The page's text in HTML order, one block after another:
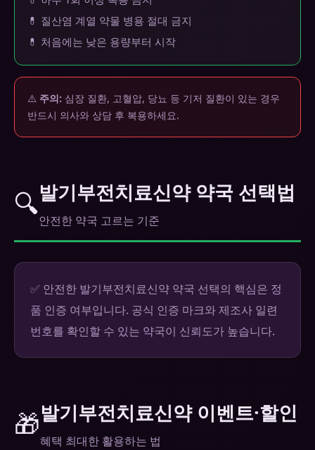
💊 질산염 계열 약물 병용 절대 금지
💊 처음에는 낮은 용량부터 시작
⚠️ 주의: 심장 질환, 고혈압, 당뇨 등 기저 질환이 있는 경우
반드시 의사와 상담 후 복용하세요.
🔍발기부전치료신약 약국 선택법
안전한 약국 고르는 기준
✅ 안전한 발기부전치료신약 약국 선택의 핵심은 정
품 인증 여부입니다. 공식 인증 마크와 제조사 일련
번호를 확인할 수 있는 약국이 신뢰도가 높습니다.
🎁발기부전치료신약 이벤트·할인
혜택 최대한 활용하는 법